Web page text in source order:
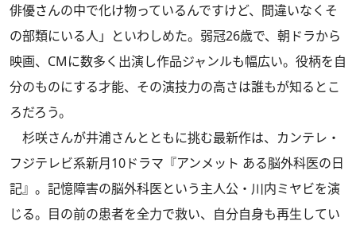
俳優さんの中で化け物っているんですけど、間違いなくそ
の部類にいる人」といわしめた。弱冠26歳で、朝ドラから
映画、CMに数多く出演し作品ジャンルも幅広い。役柄を自
分のものにする才能、その演技力の高さは誰もが知るとこ
ろだろう。
杉咲さんが井浦さんとともに挑む最新作は、カンテレ・
フジテレビ系新月10ドラマ『アンメット ある脳外科医の日
記』。記憶障害の脳外科医という主人公・川内ミヤビを演
じる。目の前の患者を全力で救い、自分自身も再生してい